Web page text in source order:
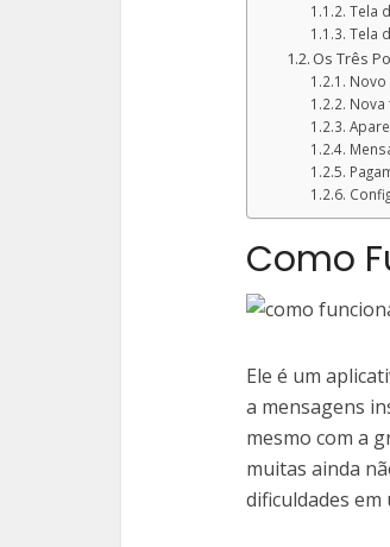
Tela
Tela
Os Três
Novo
Como
Ele é um
a mensagens
mesmo com a
muitas ainda
dificuldades